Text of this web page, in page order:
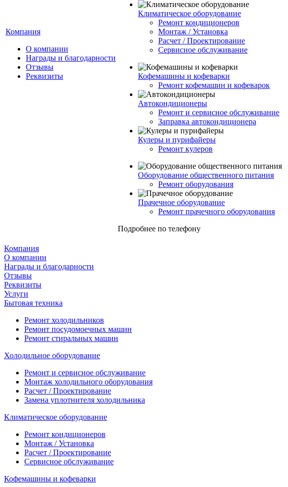
Компания
О компании
Награды и благодарности
Отзывы
Реквизиты
Климатическое оборудование
Ремонт кондиционеров
Монтаж / Установка
Расчет / Проектирование
Сервисное обслуживание
Кофемашины и кофеварки
Ремонт кофемашин и кофеварок
Автокондиционеры
Ремонт и сервисное обслуживание
Заправка автокондиционера
Кулеры и пурифайеры
Ремонт кулеров
Оборудование общественного питания
Ремонт оборудования
Прачечное оборудование
Ремонт прачечного оборудования
Подробнее по телефону
Компания
О компании
Награды и благодарности
Отзывы
Реквизиты
Услуги
Бытовая техника
Ремонт холодильников
Ремонт посудомоечных машин
Ремонт стиральных машин
Холодильное оборудование
Ремонт и сервисное обслуживание
Монтаж холодильного оборудования
Расчет / Проектирование
Замена уплотнителя холодильника
Климатическое оборудование
Ремонт кондиционеров
Монтаж / Установка
Расчет / Проектирование
Сервисное обслуживание
Кофемашины и кофеварки